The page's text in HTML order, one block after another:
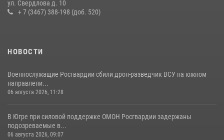
13 июля 2026, 11:47
ул. Свердлова д. 10
+ 7 (3467) 388-198 (доб. 520)
НОВОСТИ
Военнослужащие Росгвардии сбили дрон-разведчик ВСУ на южном
направлени...
06 августа 2026, 11:28
В Югре при силовой поддержке ОМОН Росгвардии задержаны
подозреваемые в...
06 августа 2026, 09:07